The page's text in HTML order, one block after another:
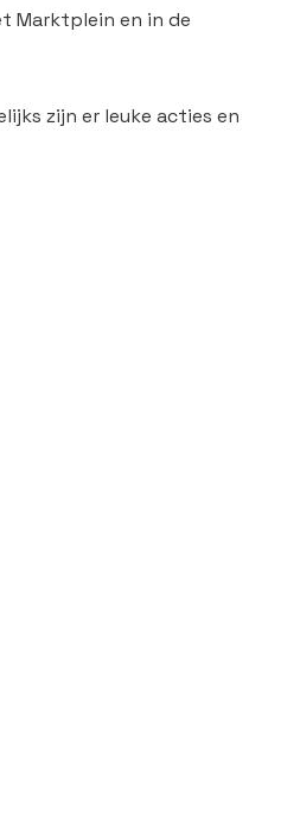
Marktplein en in de
zijn er leuke acties en